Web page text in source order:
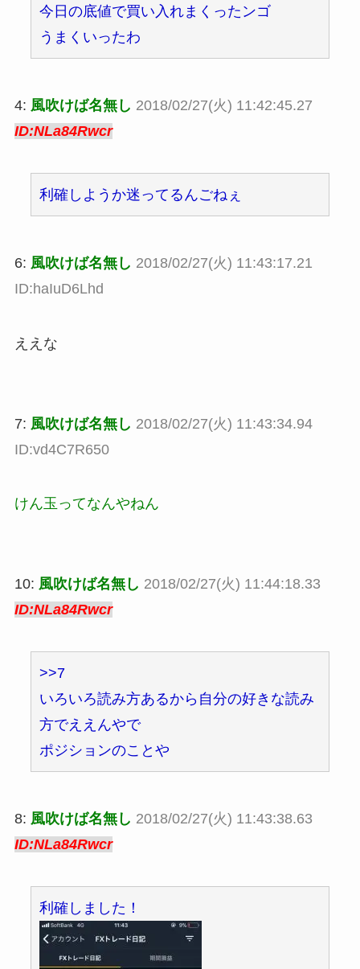
今日の底値で買い入れまくったンゴ
うまくいったわ
4: 風吹けば名無し 2018/02/27(火) 11:42:45.27
ID:NLa84Rwcr
利確しようか迷ってるんごねぇ
6: 風吹けば名無し 2018/02/27(火) 11:43:17.21
ID:haIuD6Lhd
ええな
7: 風吹けば名無し 2018/02/27(火) 11:43:34.94
ID:vd4C7R650
けん玉ってなんやねん
10: 風吹けば名無し 2018/02/27(火) 11:44:18.33
ID:NLa84Rwcr
>>7
いろいろ読み方あるから自分の好きな読み
方でええんやで
ポジションのことや
8: 風吹けば名無し 2018/02/27(火) 11:43:38.63
ID:NLa84Rwcr
利確しました！